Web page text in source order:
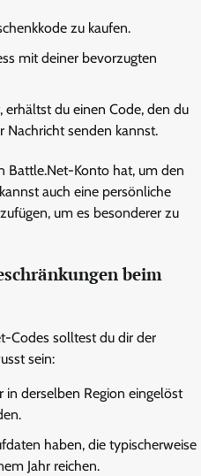
zu kaufen.
mit deiner bevorzugten
erhältst du einen Code, den du
Nachricht senden kannst.
Battle.Net-Konto hat, um den
auch eine persönliche
um es besonderer zu
beim
Codes solltest du dir der
sein:
in derselben Region eingelöst
haben, die typischerweise
Jahr reichen.